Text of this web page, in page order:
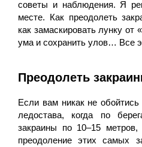
советы и наблюдения. Я
месте. Как преодолеть
как замаскировать лунку от
ума и сохранить улов… Все
Преодолеть
Если вам никак не
ледостава, когда по
закраины по 10–15
преодоление этих самых